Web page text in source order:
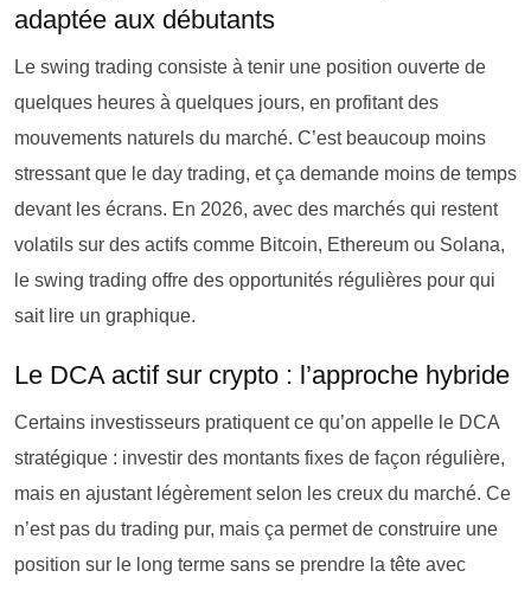
adaptée aux débutants
Le swing trading consiste à tenir une position ouverte de
quelques heures à quelques jours, en profitant des
mouvements naturels du marché. C’est beaucoup moins
stressant que le day trading, et ça demande moins de temps
devant les écrans. En 2026, avec des marchés qui restent
volatils sur des actifs comme Bitcoin, Ethereum ou Solana,
le swing trading offre des opportunités régulières pour qui
sait lire un graphique.
Le DCA actif sur crypto : l’approche hybride
Certains investisseurs pratiquent ce qu’on appelle le DCA
stratégique : investir des montants fixes de façon régulière,
mais en ajustant légèrement selon les creux du marché. Ce
n’est pas du trading pur, mais ça permet de construire une
position sur le long terme sans se prendre la tête avec